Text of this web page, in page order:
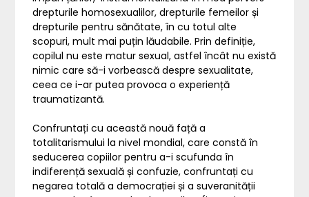
drepturile homosexualilor, drepturile femeilor și
drepturile pentru sănătate, în cu totul alte
scopuri, mult mai puțin lăudabile. Prin definiție,
copilul nu este matur sexual, astfel încât nu există
nimic care să-i vorbească despre sexualitate,
ceea ce i-ar putea provoca o experiență
traumatizantă.
Confruntați cu această nouă față a
totalitarismului la nivel mondial, care constă în
seducerea copiilor pentru a-i scufunda în
indiferență sexuală și confuzie, confruntați cu
negarea totală a democrației și a suveranității